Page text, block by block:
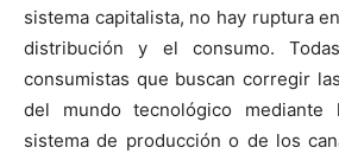
sistema capitalista, no hay ruptura
distribución y el consumo.
consumistas que buscan corregir
del mundo tecnológico mediante
sistema de producción o de los